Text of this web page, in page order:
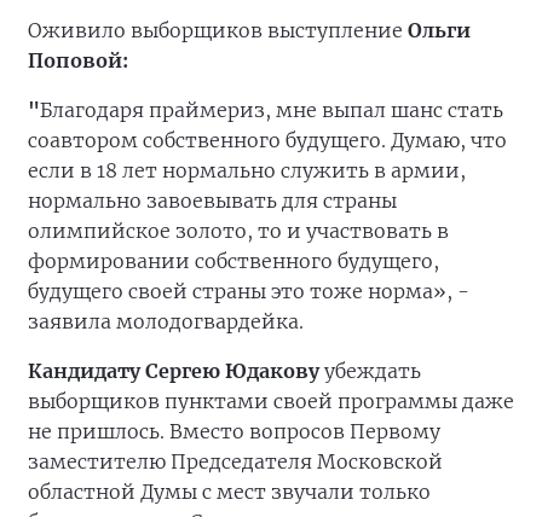
Оживило выборщиков выступление Ольги
Поповой:
"Благодаря праймериз, мне выпал шанс стать
соавтором собственного будущего. Думаю, что
если в 18 лет нормально служить в армии,
нормально завоевывать для страны
олимпийское золото, то и участвовать в
формировании собственного будущего,
будущего своей страны это тоже норма», -
заявила молодогвардейка.
Кандидату Сергею Юдаковуубеждать
выборщиков пунктами своей программы даже
не пришлось. Вместо вопросов Первому
заместителю Председателя Московской
областной Думы с мест звучали только